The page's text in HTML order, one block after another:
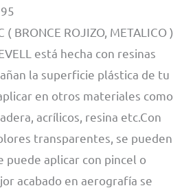
( BRONCE ROJIZO, METALICO )
está hecha con resinas
la superficie plástica de tu
en otros materiales como
acrílicos, resina etc.Con
transparentes, se pueden
puede aplicar con pincel o
acabado en aerografía se